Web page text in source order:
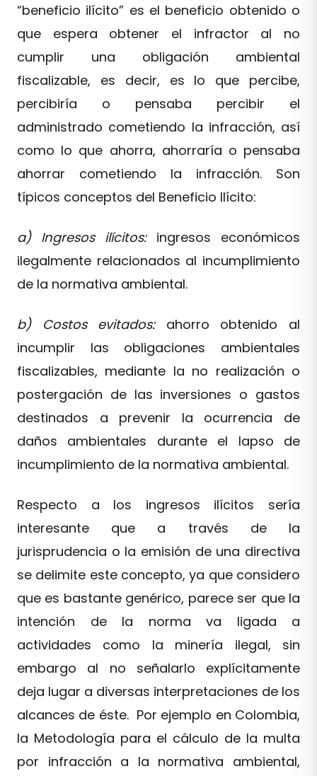
“beneficio ilícito” es el beneficio obtenido o
que espera obtener el infractor al no
cumplir una obligación ambiental
fiscalizable, es decir, es lo que percibe,
percibiría o pensaba percibir el
administrado cometiendo la infracción, así
como lo que ahorra, ahorraría o pensaba
ahorrar cometiendo la infracción. Son
típicos conceptos del Beneficio Ilícito:
a) Ingresos ilícitos:ingresos económicos
ilegalmente relacionados al incumplimiento
de la normativa ambiental.
b) Costos evitados:ahorro obtenido al
incumplir las obligaciones ambientales
fiscalizables, mediante la no realización o
postergación de las inversiones o gastos
destinados a prevenir la ocurrencia de
daños ambientales durante el lapso de
incumplimiento de la normativa ambiental.
Respecto a los ingresos ilícitos sería
interesante que a través de la
jurisprudencia o la emisión de una directiva
se delimite este concepto, ya que considero
que es bastante genérico, parece ser que la
intención de la norma va ligada a
actividades como la minería ilegal, sin
embargo al no señalarlo explícitamente
deja lugar a diversas interpretaciones de los
alcances de éste. Por ejemplo en Colombia,
la Metodología para el cálculo de la multa
por infracción a la normativa ambiental,